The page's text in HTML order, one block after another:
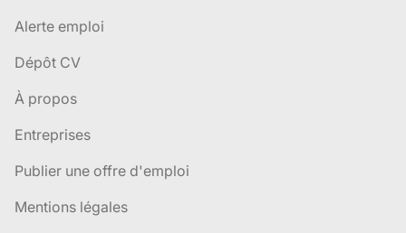
Alerte emploi
Dépôt CV
À propos
Entreprises
Publier une offre d'emploi
Mentions légales